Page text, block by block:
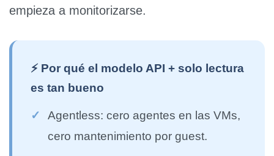
empieza a monitorizarse.
⚡ Por qué el modelo API + solo lectura
es tan bueno
✓ Agentless: cero agentes en las VMs,
cero mantenimiento por guest.